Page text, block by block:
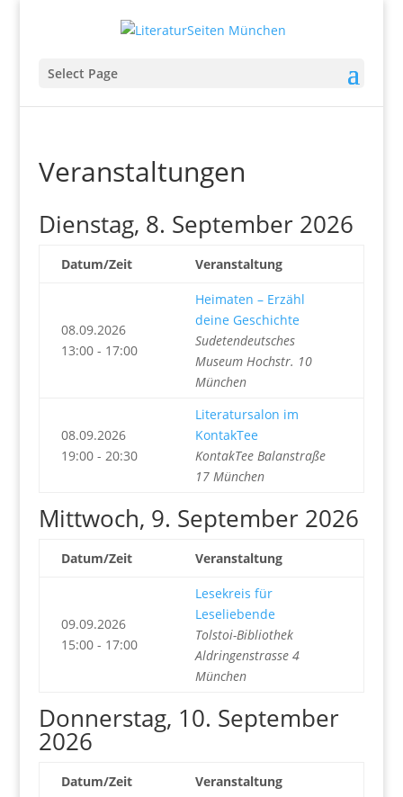
Select Page
Veranstaltungen
Dienstag, 8. September 2026
Datum/Zeit Veranstaltung
08.09.2026
13:00 - 17:00
Heimaten – Erzähl
deine Geschichte
Sudetendeutsches
Museum Hochstr. 10
München
08.09.2026
19:00 - 20:30
Literatursalon im
KontakTee
KontakTee Balanstraße
17 München
Mittwoch, 9. September 2026
Datum/Zeit Veranstaltung
09.09.2026
15:00 - 17:00
Lesekreis für
Leseliebende
Tolstoi-Bibliothek
Aldringenstrasse 4
München
Donnerstag, 10. September
2026
Datum/Zeit Veranstaltung